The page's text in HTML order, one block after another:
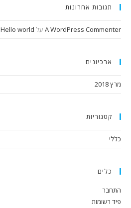
תגובות אחרונות
A WordPress Commenter על Hello world!
ארכיונים
מרץ 2018
קטגוריות
כללי
כלים
התחבר
פיד רשומות